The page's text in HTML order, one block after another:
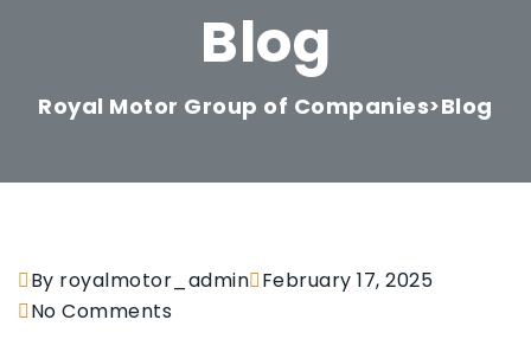
Blog
Royal Motor Group of Companies>Blog
By royalmotor_admin February 17, 2025
No Comments